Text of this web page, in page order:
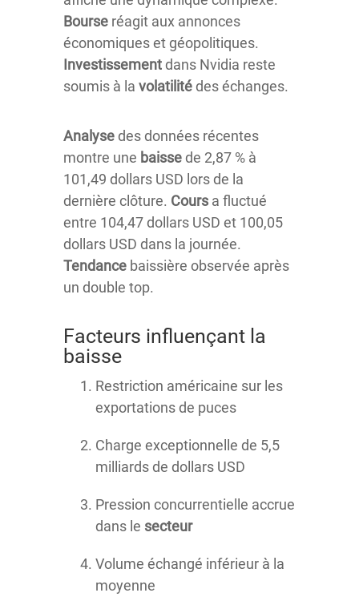
Bourse réagit aux annonces
économiques et géopolitiques.
Investissement dans Nvidia reste
soumis à la volatilité des échanges.
Analyse des données récentes
montre une baisse de 2,87 % à
101,49 dollars USD lors de la
dernière clôture. Cours a fluctué
entre 104,47 dollars USD et 100,05
dollars USD dans la journée.
Tendance baissière observée après
un double top.
Facteurs influençant la
baisse
Restriction américaine sur les
exportations de puces
Charge exceptionnelle de 5,5
milliards de dollars USD
Pression concurrentielle accrue
dans le secteur
Volume échangé inférieur à la
moyenne